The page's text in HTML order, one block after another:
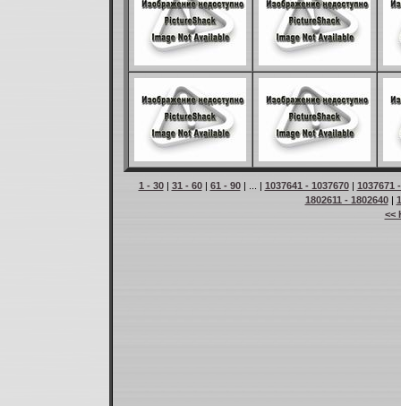
1 - 30| 31 - 60| 61 - 90| ... | 1037641 - 1037670| 1037671
1802611 - 1802640|
<<